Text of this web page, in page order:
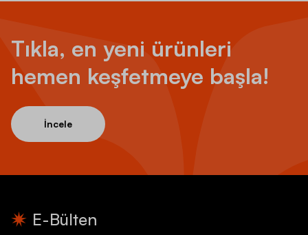
Tıkla, en yeni ürünleri
hemen keşfetmeye başla!
İncele
E-Bülten